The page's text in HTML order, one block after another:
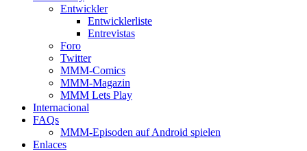
Entwickler
Entwicklerliste
Entrevistas
Foro
Twitter
MMM-Comics
MMM-Magazin
MMM Lets Play
Internacional
FAQs
MMM-Episoden auf Android spielen
Enlaces